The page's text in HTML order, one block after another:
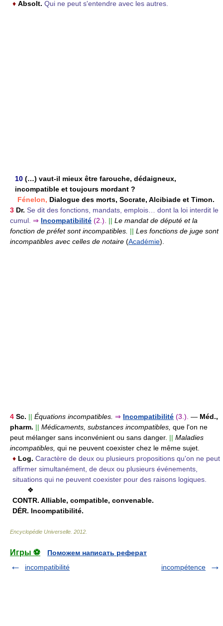
♦ Absolt. Qui ne peut s'entendre avec les autres.
10 (…) vaut-il mieux être farouche, dédaigneux,
incompatible et toujours mordant ?
Fénelon, Dialogue des morts, Socrate, Alcibiade et Timon.
3 Dr. Se dit des fonctions, mandats, emplois… dont la loi interdit le
cumul. ⇒ Incompatibilité (2.). || Le mandat de député et la
fonction de préfet sont incompatibles. || Les fonctions de juge sont
incompatibles avec celles de notaire (Académie).
4 Sc. || Équations incompatibles. ⇒ Incompatibilité (3.). — Méd.,
pharm. || Médicaments, substances incompatibles, que l'on ne
peut mélanger sans inconvénient ou sans danger. || Maladies
incompatibles, qui ne peuvent coexister chez le même sujet.
♦ Log. Caractère de deux ou plusieurs propositions qu'on ne peut
affirmer simultanément, de deux ou plusieurs événements,
situations qui ne peuvent coexister pour des raisons logiques.
❖
CONTR. Alliable, compatible, convenable.
DÉR. Incompatibilité.
Encyclopédie Universelle 2012
Игры ⚽
Поможем написать реферат
incompatibilité
incompétence